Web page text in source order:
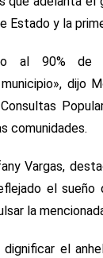
Estado y la
al 90% de
dijo
comunidades.
Vargas,
el sueño
la
dignificar el